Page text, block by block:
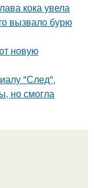
кока увела
вызвало бурю
новую
"След",
но смогла